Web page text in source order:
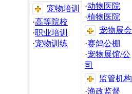
宠物培训
·高等院校
·职业培训
·宠物训练
·动物医院
·植物医院
宠物展会
·赛鸽公棚
·宠物展馆/公
司
监管机构
·渔政监督